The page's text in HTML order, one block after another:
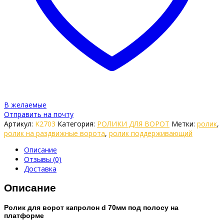
В желаемые
Отправить на почту
Артикул: K2703 Категория: РОЛИКИ ДЛЯ ВОРОТ Метки: ролик,
ролик на раздвижные ворота, ролик поддерживающий
Описание
Отзывы (0)
Доставка
Описание
Ролик для ворот капролон d 70мм под полосу на
платформе